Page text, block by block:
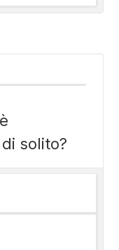
solito?